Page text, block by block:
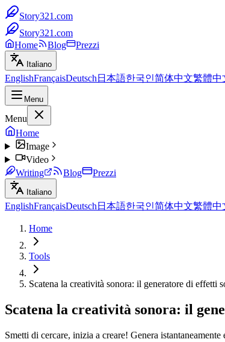
Story321.com
Story321.com
Home
Blog Prezzi
Italiano
EnglishFrançaisDeutsch 日本語한국인简体中文繁體中
Menu
Menu
Home
Image
Video
Writing
Blog Prezzi
Italiano
EnglishFrançaisDeutsch 日本語한국인简体中文繁體中
Home
Tools
Scatena la creatività sonora: il generatore di effetti
Scatena la creatività sonora: il
Smetti di cercare, inizia a creare! Genera